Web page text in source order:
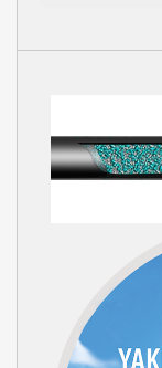
ÖZYAŞAR TEL
Fabrikasında
tasarruf cihazları
TRİSTONE
otomotiv yan
kapasiteli Buhar
alınarak % 6